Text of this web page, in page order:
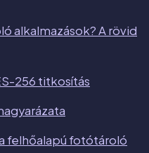
alkalmazások? A rövid
256 titkosítás
felhőalapú fotótároló